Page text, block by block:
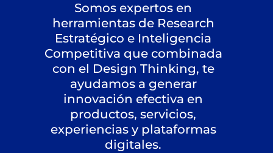
Somos expertos en
herramientas de Research
Estratégico e Inteligencia
Competitiva que combinada
con el Design Thinking, te
ayudamos a generar
innovación efectiva en
productos, servicios,
experiencias y plataformas
digitales.